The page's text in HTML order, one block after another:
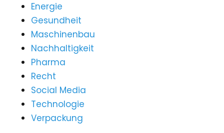
Energie
Gesundheit
Maschinenbau
Nachhaltigkeit
Pharma
Recht
Social Media
Technologie
Verpackung